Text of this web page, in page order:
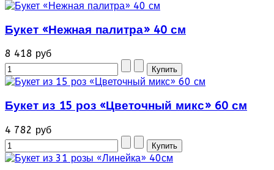
Букет «Нежная палитра» 40 см
8 418 руб
Букет из 15 роз «Цветочный микс» 60 см
4 782 руб